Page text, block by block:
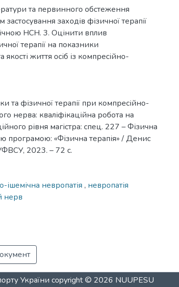
та первинного обстеження
заходів фізичної терапії
НСН. 3. Оцінити вплив
терапії на показники
якості життя осіб із компресійно-
та фізичної терапії при компресійно-
нерва: кваліфікаційна робота на
рівня магістра: спец. 227 – Фізична
програмою: «Фізична терапія» / Денис
2023. – 72 с.
ішемічна невропатія , невропатія
нерв
України copyright © 2026 NUUPESU